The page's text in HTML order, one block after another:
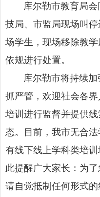
库尔勒市教育局
技局、市监局现场叫
场学生，现场移除教
依规进行处置。
库尔勒市将持续
抓严管，欢迎社会各
培训进行监督并提供
态。目前，我市无合
有线下线上学科类培
此提醒广大家长：为
请自觉抵制任何形式